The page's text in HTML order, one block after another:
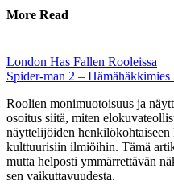
More Read
London Has Fallen Rooleissa
Spider-man 2 – Hämähäkkimies
Roolien monimuotoisuus ja
osoitus siitä, miten
näyttelijöiden
kulttuurisiin ilmiöihin. Tämä
mutta helposti ymmärrettävän
sen vaikuttavuudesta.